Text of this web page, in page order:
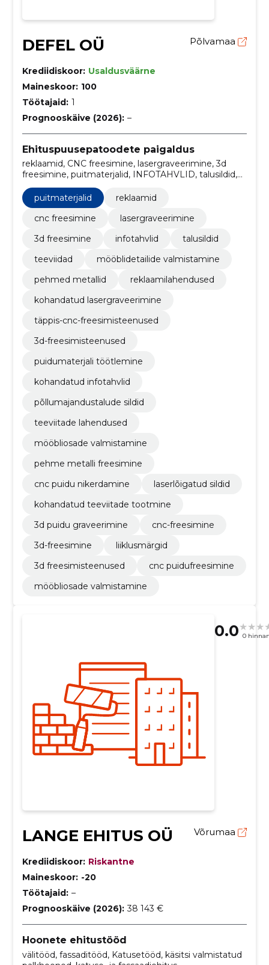
DEFEL OÜ Põlvamaa
Krediidiskoor: Usaldusväärne
Maineskoor: 100
Töötajaid: 1
Prognooskäive (2026): –
Ehituspuusepatoodete paigaldus
reklaamid, CNC freesimine, lasergraveerimine, 3d
freesimine, puitmaterjalid, INFOTAHVLID, talusildid,
teeviidad, mööblidetailide valmistamine, pehmed
metallid
puitmaterjalid
reklaamid
cnc freesimine
lasergraveerimine
3d freesimine
infotahvlid
talusildid
teeviidad
mööblidetailide valmistamine
pehmed metallid
reklaamilahendused
kohandatud lasergraveerimine
täppis-cnc-freesimisteenused
3d-freesimisteenused
puidumaterjali töötlemine
kohandatud infotahvlid
põllumajandustalude sildid
teeviitade lahendused
mööbliosade valmistamine
pehme metalli freesimine
cnc puidu nikerdamine
laserlõigatud sildid
kohandatud teeviitade tootmine
3d puidu graveerimine
cnc-freesimine
3d-freesimine
liiklusmärgid
3d freesimisteenused
cnc puidufreesimine
mööbliosade valmistamine
0.0 0
LANGE EHITUS OÜ Võrumaa
Krediidiskoor: Riskantne
Maineskoor: -20
Töötajaid: –
Prognooskäive (2026): 38 143 €
Hoonete ehitustööd
välitööd, fassaditööd, Katusetööd, käsitsi valmistatud